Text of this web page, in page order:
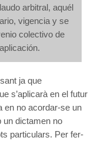
arbitral, aquél
vigencia y se
colectivo de
ja que
s’aplicarà en el futur
en no acordar-se un
un dictamen no
particulars. Per fer-